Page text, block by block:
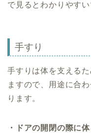
で見るとわかりやすい
手すり
手すりは体を支える
ますので、用途に合
ります。
・ドアの開閉の際に